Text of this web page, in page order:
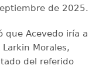
de 2025.
que Acevedo iría a
Morales,
del referido